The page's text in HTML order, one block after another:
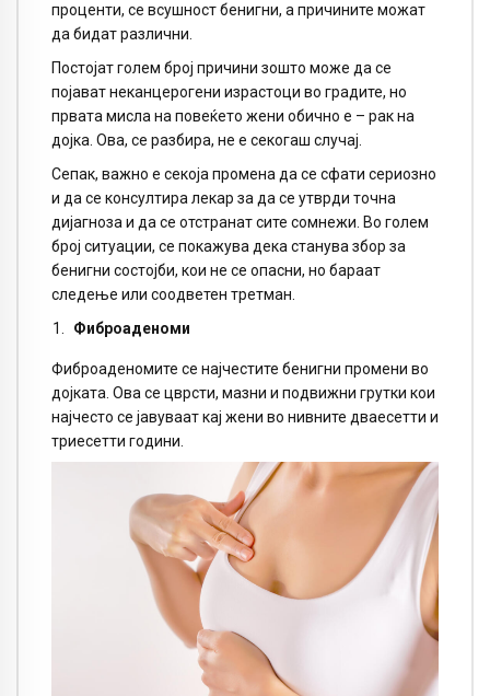
проценти, се всушност бенигни, а причините можат
да бидат различни.
Постојат голем број причини зошто може да се
појават неканцерогени израстоци во градите, но
првата мисла на повеќето жени обично е – рак на
дојка. Ова, се разбира, не е секогаш случај.
Сепак, важно е секоја промена да се сфати сериозно
и да се консултира лекар за да се утврди точна
дијагноза и да се отстранат сите сомнежи. Во голем
број ситуации, се покажува дека станува збор за
бенигни состојби, кои не се опасни, но бараат
следење или соодветен третман.
Фиброаденоми
Фиброаденомите се најчестите бенигни промени во
дојката. Ова се цврсти, мазни и подвижни грутки кои
најчесто се јавуваат кај жени во нивните дваесетти и
триесетти години.